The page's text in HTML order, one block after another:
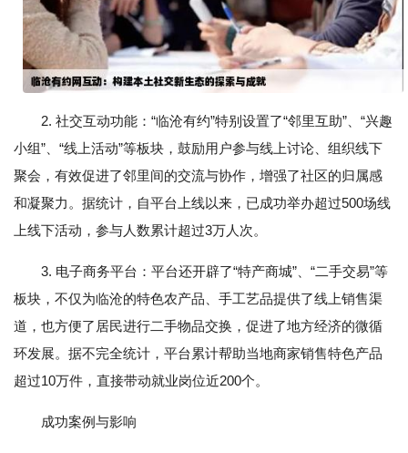
2. 社交互动功能：“临沧有约”特别设置了“邻里互助”、“兴趣
小组”、“线上活动”等板块，鼓励用户参与线上讨论、组织线下
聚会，有效促进了邻里间的交流与协作，增强了社区的归属感
和凝聚力。据统计，自平台上线以来，已成功举办超过500场线
上线下活动，参与人数累计超过3万人次。
3. 电子商务平台：平台还开辟了“特产商城”、“二手交易”等
板块，不仅为临沧的特色农产品、手工艺品提供了线上销售渠
道，也方便了居民进行二手物品交换，促进了地方经济的微循
环发展。据不完全统计，平台累计帮助当地商家销售特色产品
超过10万件，直接带动就业岗位近200个。
成功案例与影响